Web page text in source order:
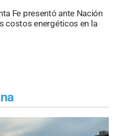
Fe presentó ante Nación
costos energéticos en la